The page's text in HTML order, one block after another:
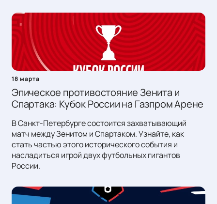
18 марта
Эпическое противостояние Зенита и
Спартака: Кубок России на Газпром Арене
В Санкт-Петербурге состоится захватывающий
матч между Зенитом и Спартаком. Узнайте, как
стать частью этого исторического события и
насладиться игрой двух футбольных гигантов
России.